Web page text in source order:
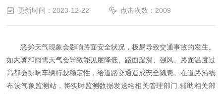
更新时间：2023-12-22 点击次数：2009
恶劣天气现象会影响路面安全状况，极易导致交通事故的发生。
如大雾和雨雪天气会导致能见度降低、路面湿滑、强风、路面温度过
高都会影响车辆行驶稳定性 ，给道路交通造成安全隐患。在道路沿线
布设气象监测站，将实时监测数据发送给相关管理部门 ,辅助相关部